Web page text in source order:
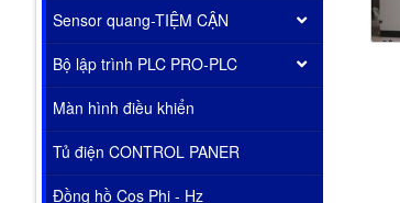
Sensor quang-TIỆM CẬN
Bộ lập trình PLC PRO-PLC
Màn hình điều khiển
Tủ điện CONTROL PANER
Đồng hồ Cos Phi - Hz